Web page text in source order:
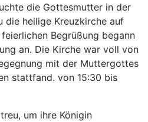
die Gottesmutter in der
die heilige Kreuzkirche auf
Begrüßung begann
an. Die Kirche war voll von
mit der Muttergottes
stattfand. von 15:30 bis
um ihre Königin